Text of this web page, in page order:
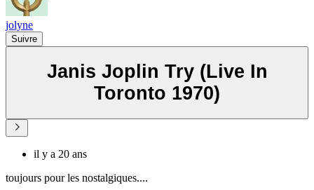
jolyne
Suivre
Janis Joplin Try (Live In
Toronto 1970)
il y a 20 ans
toujours pour les nostalgiques....